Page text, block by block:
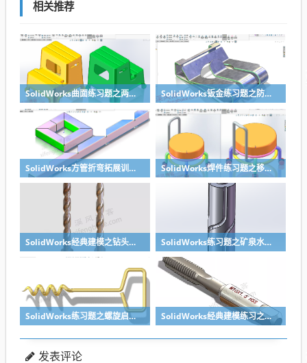
相关推荐
SolidWorks曲面练习题之两步踢凳建模，看似曲面实则特征 SolidWorks钣金练习题之防松档卡建模，钣金命令综合练习
SolidWorks方管折弯拓展训练，你会了吗？ SolidWorks焊件练习题之移动小矮凳，思路对了就不难
SolidWorks经典建模之钻头刀具的绘制，螺纹收尾是关键技巧 SolidWorks练习题之矿泉水瓶的绘制，难度不大主要是顶部螺纹的处理
SolidWorks练习题之螺旋启瓶器，螺旋头是关键 SolidWorks经典建模练习之丝锥攻丝钻头的绘制，常规命令练习
发表评论